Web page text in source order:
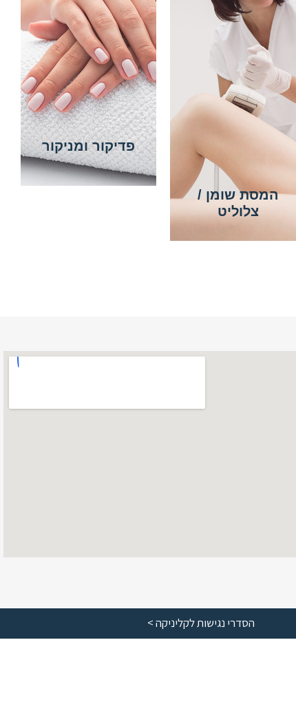
המסת שומן /
צלוליט
פדיקור ומניקור
הסדרי נגישות לקליניקה >